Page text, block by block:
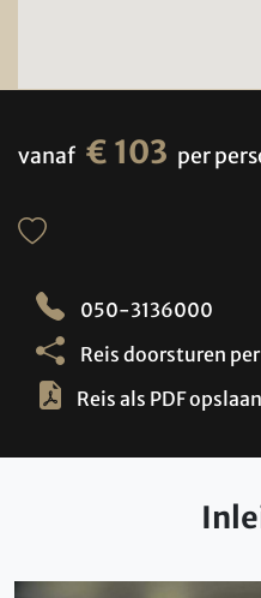
vanaf € 103 per
050-3136000
Reis doorsturen per
Reis als PDF opslaan